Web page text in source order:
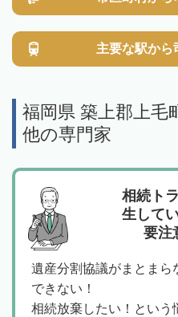
主要な駅から
福岡県 築上郡上毛
他の専門家
相続ト
生して
要注
遺産分割協議がまとまら
できない！
相続放棄したい！という